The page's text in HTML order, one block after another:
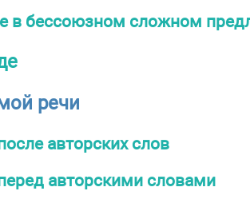
в бессоюзном сложном
речи
авторских слов
авторскими словами